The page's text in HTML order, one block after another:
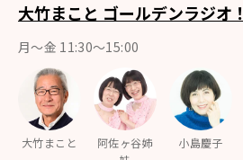
大竹まこと ゴールデンラジオ！
月〜金 11:30～15:00
大竹まこと
阿佐ヶ谷姉
小島慶子